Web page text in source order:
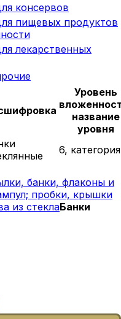
консервов
пищевых продуктов
лекарственных
Уровень
название
уровня
6, категория
банки, флаконы и
пробки, крышки
из стеклаБанки